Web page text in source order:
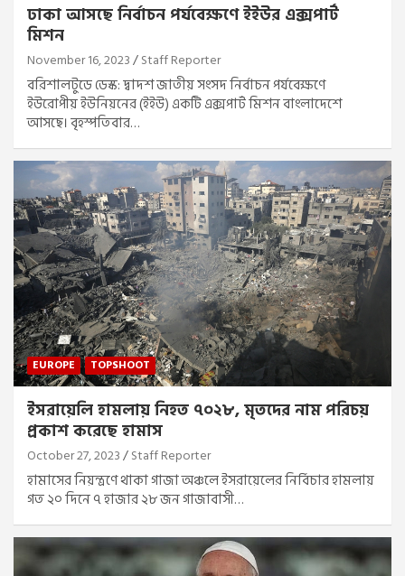
ঢাকা আসছে নির্বাচন পর্যবেক্ষণে ইইউর এক্সপার্ট
মিশন
November 16, 2023 Staff Reporter
বরিশালটুডে ডেস্ক: দ্বাদশ জাতীয় সংসদ নির্বাচন পর্যবেক্ষণে
ইউরোপীয় ইউনিয়নের (ইইউ) একটি এক্সপার্ট মিশন বাংলাদেশে
আসছে। বৃহস্পতিবার…
EUROPE TOPSHOOT
ইসরায়েলি হামলায় নিহত ৭০২৮, মৃতদের নাম পরিচয়
প্রকাশ করেছে হামাস
October 27, 2023 Staff Reporter
হামাসের নিয়ন্ত্রণে থাকা গাজা অঞ্চলে ইসরায়েলের নির্বিচার হামলায়
গত ২০ দিনে ৭ হাজার ২৮ জন গাজাবাসী…